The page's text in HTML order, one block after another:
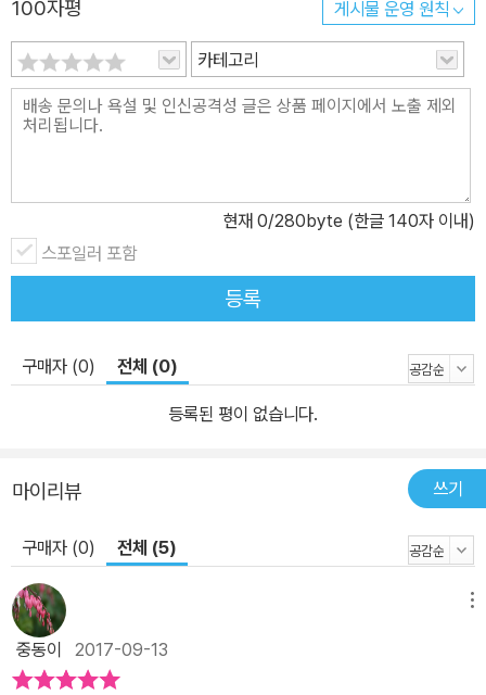
100자평 게시물 운영 원칙
카테고리
현재 0/280byte (한글 140자 이내)
스포일러 포함
등록
구매자 (0) 전체 (0)
등록된 평이 없습니다.
마이리뷰 쓰기
구매자 (0) 전체 (5)
중동이 2017-09-13